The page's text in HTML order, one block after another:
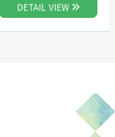
DETAIL VIEW